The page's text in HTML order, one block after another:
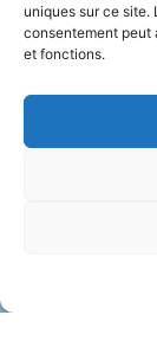
uniques sur ce site.
consentement peut
et fonctions.